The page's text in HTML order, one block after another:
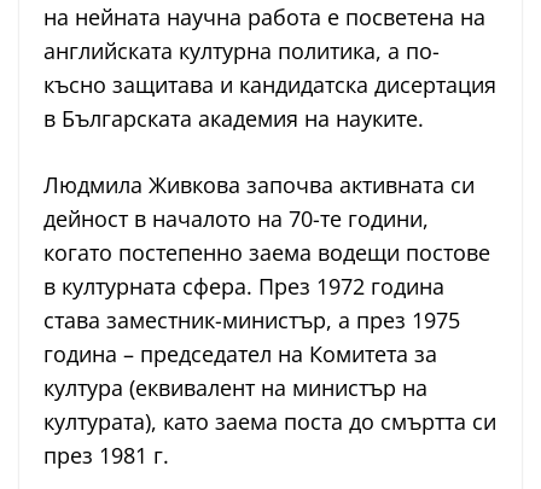
на нейната научна работа е посветена на
английската културна политика, а по-
късно защитава и кандидатска дисертация
в Българската академия на науките.
Людмила Живкова започва активната си
дейност в началото на 70-те години,
когато постепенно заема водещи постове
в културната сфера. През 1972 година
става заместник-министър, а през 1975
година – председател на Комитета за
култура (еквивалент на министър на
културата), като заема поста до смъртта си
през 1981 г.